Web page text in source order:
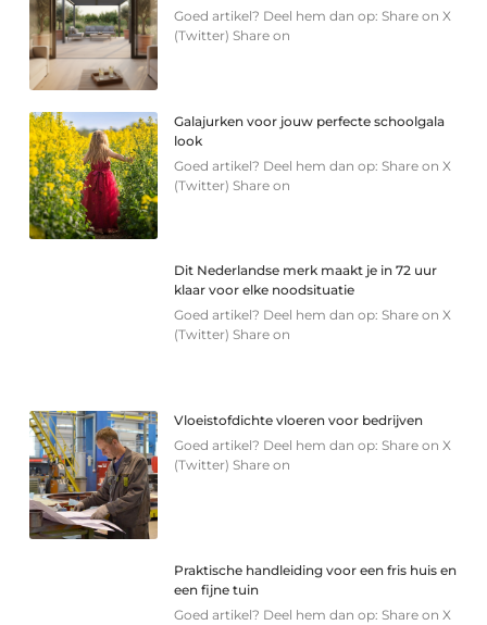
Goed artikel? Deel hem dan op: Share on X
(Twitter) Share on
Galajurken voor jouw perfecte schoolgala
look
Goed artikel? Deel hem dan op: Share on X
(Twitter) Share on
Dit Nederlandse merk maakt je in 72 uur
klaar voor elke noodsituatie
Goed artikel? Deel hem dan op: Share on X
(Twitter) Share on
Vloeistofdichte vloeren voor bedrijven
Goed artikel? Deel hem dan op: Share on X
(Twitter) Share on
Praktische handleiding voor een fris huis en
een fijne tuin
Goed artikel? Deel hem dan op: Share on X